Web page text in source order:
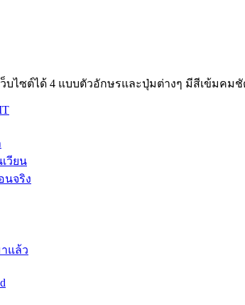
บไซต์ได้ 4 แบบตัวอักษรและปุ่มต่างๆ มีสีเข้มคมชั
วียน
นจริง
แล้ว